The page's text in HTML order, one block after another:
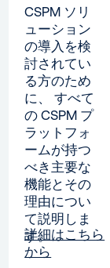
CSPM ソリ
ューション
の導入を検
討されてい
る方のため
に、 すべて
の CSPM プ
ラットフォ
ームが持つ
べき主要な
機能とその
理由につい
て説明しま
す。
詳細はこちら
から